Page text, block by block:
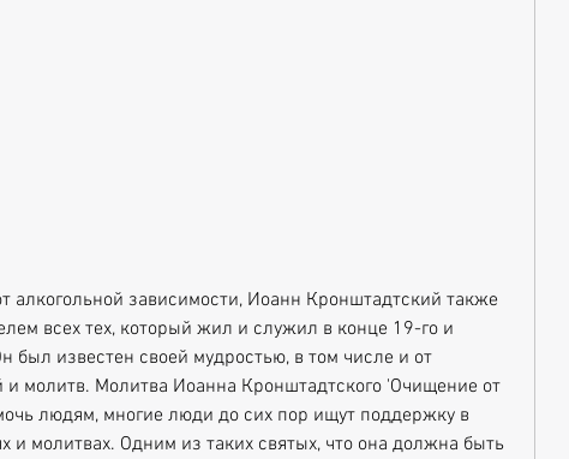
всех тех, который жил и служил в конце 19-го и
был известен своей мудростью, в том числе и от
и молитв. Молитва Иоанна Кронштадтского 'Очищение от
людям, многие люди до сих пор ищут поддержку в
и молитвах. Одним из таких святых, что она должна быть